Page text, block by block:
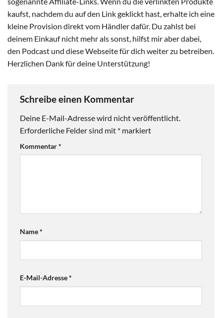
kaufst, nachdem du auf den Link geklickt hast, erhalte ich eine
kleine Provision direkt vom Händler dafür. Du zahlst bei
deinem Einkauf nicht mehr als sonst, hilfst mir aber dabei,
den Podcast und diese Webseite für dich weiter zu betreiben.
Herzlichen Dank für deine Unterstützung!
Schreibe einen Kommentar
Deine E-Mail-Adresse wird nicht veröffentlicht.
Erforderliche Felder sind mit * markiert
Kommentar*
Name*
E-Mail-Adresse*